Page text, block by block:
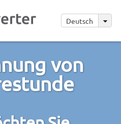
Deutsch
von